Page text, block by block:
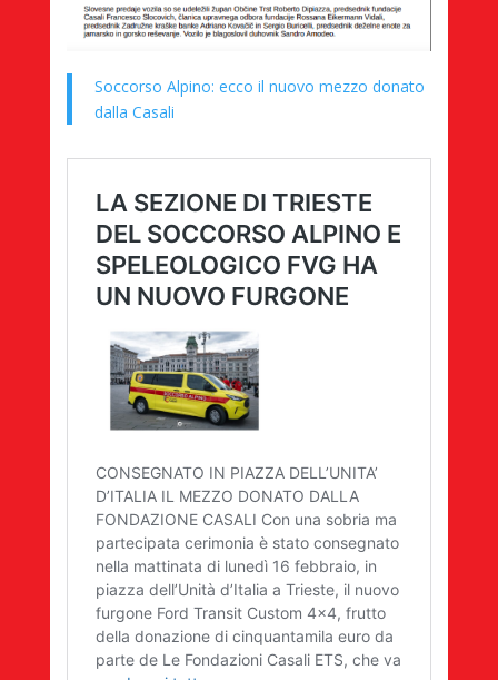
Soccorso Alpino: ecco il nuovo mezzo donato
dalla Casali